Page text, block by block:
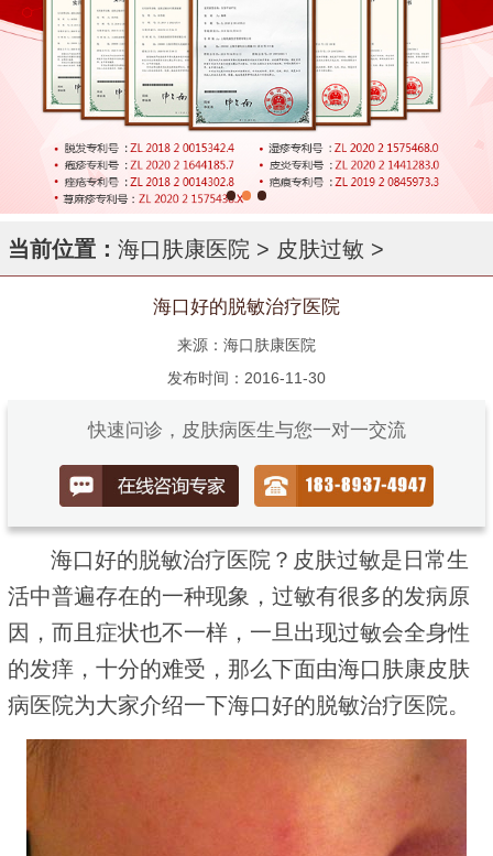
当前位置： 海口肤康医院 > 皮肤过敏 >
海口好的脱敏治疗医院
来源：海口肤康医院
发布时间：2016-11-30
快速问诊，皮肤病医生与您一对一交流
海口好的脱敏治疗医院？皮肤过敏是日常生
活中普遍存在的一种现象，过敏有很多的发病原
因，而且症状也不一样，一旦出现过敏会全身性
的发痒，十分的难受，那么下面由海口肤康皮肤
病医院为大家介绍一下海口好的脱敏治疗医院。